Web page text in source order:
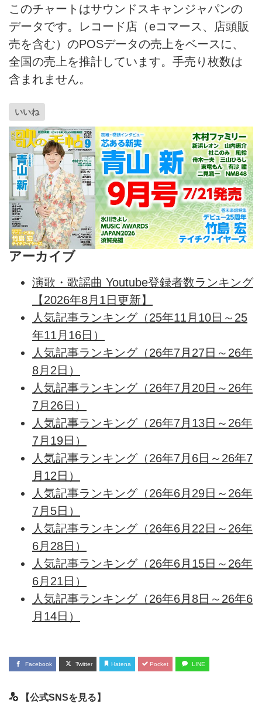
このチャートはサウンドスキャンジャパンの
データです。レコード店（eコマース、店頭販
売を含む）のPOSデータの売上をベースに、
全国の売上を推計しています。手売り枚数は
含まれません。
いいね
アーカイブ
演歌・歌謡曲 Youtube登録者数ランキング
【2026年8月1日更新】
人気記事ランキング（25年11月10日～25
年11月16日）
人気記事ランキング（26年7月27日～26年
8月2日）
人気記事ランキング（26年7月20日～26年
7月26日）
人気記事ランキング（26年7月13日～26年
7月19日）
人気記事ランキング（26年7月6日～26年7
月12日）
人気記事ランキング（26年6月29日～26年
7月5日）
人気記事ランキング（26年6月22日～26年
6月28日）
人気記事ランキング（26年6月15日～26年
6月21日）
人気記事ランキング（26年6月8日～26年6
月14日）
Facebook Twitter Hatena Pocket LINE
【公式SNSを見る】